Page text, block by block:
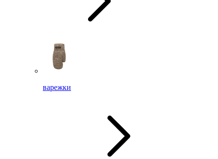
варежки